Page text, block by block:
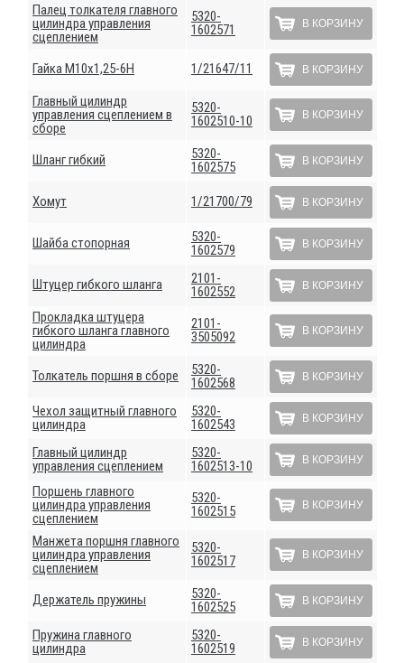
Палец толкателя главного
цилиндра управления
сцеплением
5320-
1602571
В КОРЗИНУ
Гайка М10х1,25-6Н 1/21647/11 В КОРЗИНУ
Главный цилиндр
управления сцеплением в
сборе
5320-
1602510-10
В КОРЗИНУ
Шланг гибкий
5320-
1602575
В КОРЗИНУ
Хомут 1/21700/79 В КОРЗИНУ
Шайба стопорная
5320-
1602579
В КОРЗИНУ
Штуцер гибкого шланга
2101-
1602552
В КОРЗИНУ
Прокладка штуцера
гибкого шланга главного
цилиндра
2101-
3505092
В КОРЗИНУ
Толкатель поршня в сборе
5320-
1602568
В КОРЗИНУ
Чехол защитный главного
цилиндра
5320-
1602543
В КОРЗИНУ
Главный цилиндр
управления сцеплением
5320-
1602513-10
В КОРЗИНУ
Поршень главного
цилиндра управления
сцеплением
5320-
1602515
В КОРЗИНУ
Манжета поршня главного
цилиндра управления
сцеплением
5320-
1602517
В КОРЗИНУ
Держатель пружины
5320-
1602525
В КОРЗИНУ
Пружина главного
цилиндра
5320-
1602519
В КОРЗИНУ